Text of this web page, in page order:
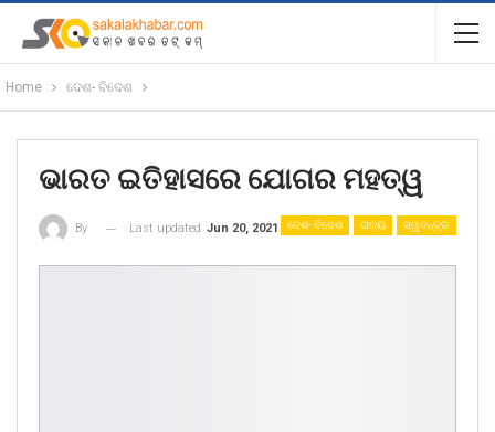
Home ଦେଶ- ବିଦେଶ
ଭାରତ ଇତିହାସରେ ଯୋଗର ମହତ୍ୱ
ଦେଶ- ବିଦେଶ ରାଜ୍ୟ ସ୍ୱତନ୍ତ୍ର
By Last updated Jun 20, 2021